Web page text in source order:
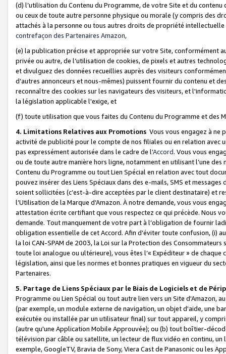
(d) l’utilisation du Contenu du Programme, de votre Site et du
ou ceux de toute autre personne physique ou morale (y compris des
attachés à la personne ou tous autres droits de propriété
contrefaçon des Partenaires Amazon,
(e) la publication précise et appropriée sur votre Site, conformément
privée ou autre, de l’utilisation de cookies, de pixels et autres
et divulguez des données recueillies auprès des visiteurs
d’autres annonceurs et nous-mêmes) puissent fournir du contenu et
reconnaître des cookies sur les navigateurs des visiteurs, et
la législation applicable l'exige, et
(f) toute utilisation que vous faites du Contenu du Programme et des
4. Limitations Relatives aux Promotions Vous vous engagez à ne
activité de publicité pour le compte de nos filiales ou en relation avec
pas expressément autorisée dans le cadre de l’Accord. Vous vous
ou de toute autre manière hors ligne, notamment en utilisant l’une
Contenu du Programme ou tout Lien Spécial en relation avec tout
pouvez insérer des Liens Spéciaux dans des e-mails, SMS et
soient sollicitées (c’est-à-dire acceptées par le client destinataire) et
l’Utilisation de la Marque d’Amazon. À notre demande, vous vous
attestation écrite certifiant que vous respectez ce qui précède. Nous
demande. Tout manquement de votre part à l’obligation de fournir
obligation essentielle de cet Accord. Afin d’éviter toute confusion, (i)
la loi CAN-SPAM de 2003, la Loi sur la Protection des
toute loi analogue ou ultérieure), vous êtes l’« Expéditeur » de
législation, ainsi que les normes et bonnes pratiques en vigueur du
Partenaires.
5. Partage de Liens Spéciaux par le Biais de Logiciels et de
Programme ou Lien Spécial ou tout autre lien vers un Site d'Amazon,
(par exemple, un module externe de navigation, un objet d'aide, une
exécutée ou installée par un utilisateur final) sur tout appareil, y
(autre qu'une Application Mobile Approuvée); ou (b) tout boîtier-
télévision par câble ou satellite, un lecteur de flux vidéo en continu,
exemple, GoogleTV, Bravia de Sony, Viera Cast de Panasonic ou les